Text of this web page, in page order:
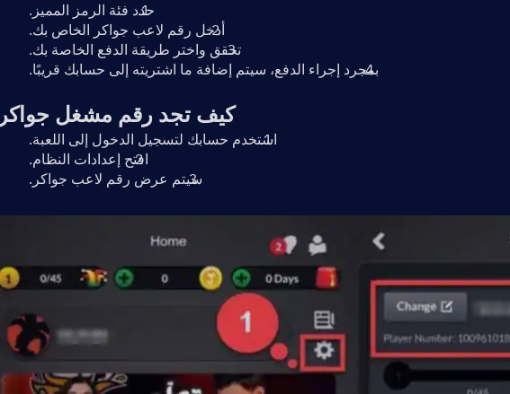
حدد فئة الرمز المميز.
أدخل رقم لاعب جواكر الخاص بك.
تحقق واختر طريقة الدفع الخاصة بك.
بمجرد إجراء الدفع، سيتم إضافة ما اشتريته إلى حسابك قريبًا.
كيف تجد رقم مشغل
استخدم حسابك لتسجيل الدخول إلى اللعبة.
افتح إعدادات النظام.
سيتم عرض رقم لاعب جواكر.